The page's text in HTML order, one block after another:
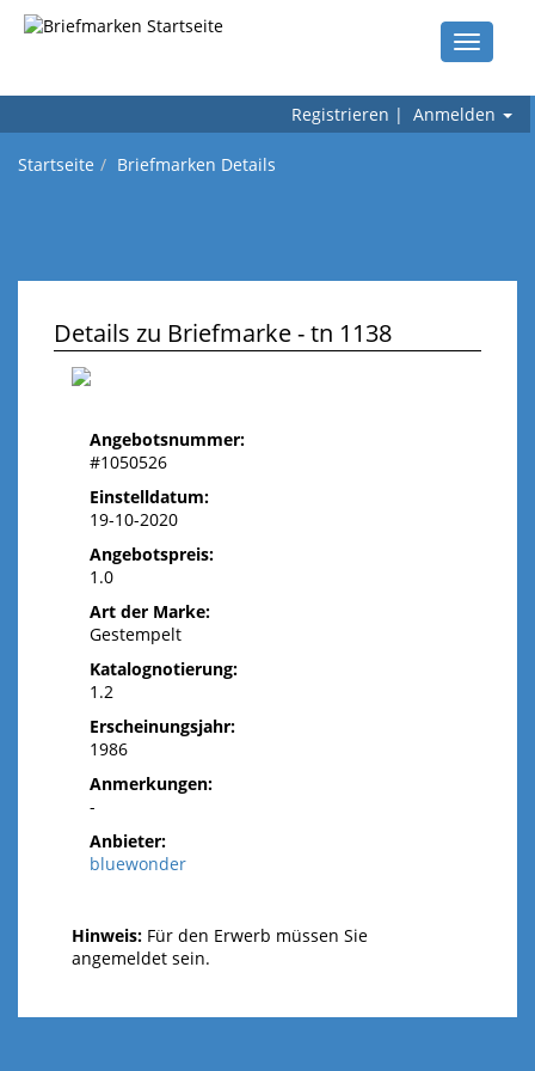
Toggle
Registrieren | Anmelden
Startseite Briefmarken Details
Details zu Briefmarke - tn 1138
Angebotsnummer:
#1050526
Einstelldatum:
19-10-2020
Angebotspreis:
1.0
Art der Marke:
Gestempelt
Katalognotierung:
1.2
Erscheinungsjahr:
1986
Anmerkungen:
-
Anbieter:
bluewonder
Hinweis: Für den Erwerb müssen Sie
angemeldet sein.